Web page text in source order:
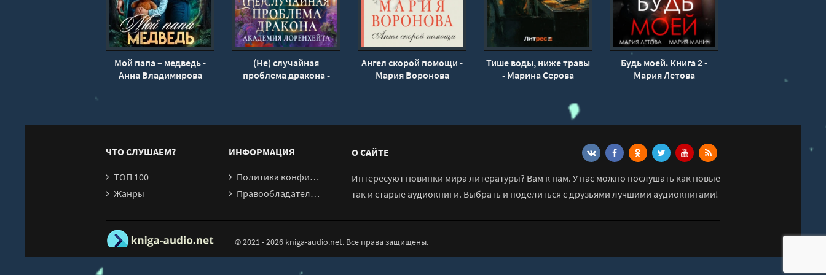
20
21
22
23
26
27
32
Мой папа – медведь -
Анна Владимирова
(Не) случайная
проблема дракона -
Ангел скорой помощи -
Мария Воронова
Тише воды, ниже травы
- Марина Серова
Будь моей. Книга 2 -
Мария Летова
ЧТО СЛУШАЕМ?
ТОП 100
Жанры
ИНФОРМАЦИЯ
Политика конфиденциальности
Правообладателям
О САЙТЕ
Интересуют новинки мира литературы? Вам к нам. У нас можно послушать как новые
так и старые аудиокниги. Выбрать и поделиться с друзьями лучшими аудиокнигами!
© 2021 - 2026 kniga-audio.net. Все права защищены.